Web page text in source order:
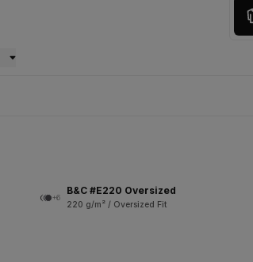
+6
B&C #E220 Oversized
220 g/m² / Oversized Fit